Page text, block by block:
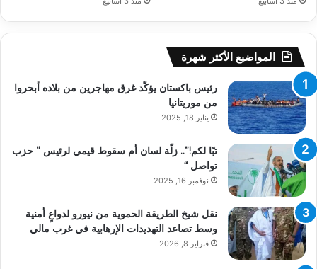
المواضيع الأكثر شهرة
رئيس باكستان يؤكّد غرق مهاجرين من بلاده أبحروا
من موريتانيا
يناير 18, 2025
تبًا لكم!”.. زلّة لسان أم سقوط قيمي لرئيس ” حزب
تواصل “
نوفمبر 16, 2025
نقل شيخ الطريقة الحموية من نيورو لدواعٍ أمنية
وسط تصاعد التهديدات الإرهابية في غرب مالي
فبراير 8, 2026